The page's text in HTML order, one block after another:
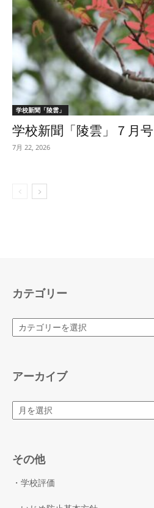
学校新聞「陵雲」
学校新聞「陵雲」７月号
7月 22, 2026
カテゴリー
カ
テ
アーカイブ
ア
ー
その他
・学校評価